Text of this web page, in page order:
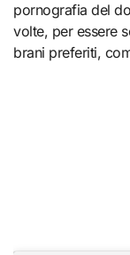
pornografia del
volte, per essere
brani preferiti,